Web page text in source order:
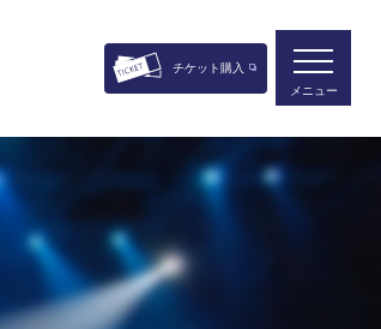
チケット購入
メニュー